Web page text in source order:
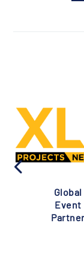
Global
Event
Partner